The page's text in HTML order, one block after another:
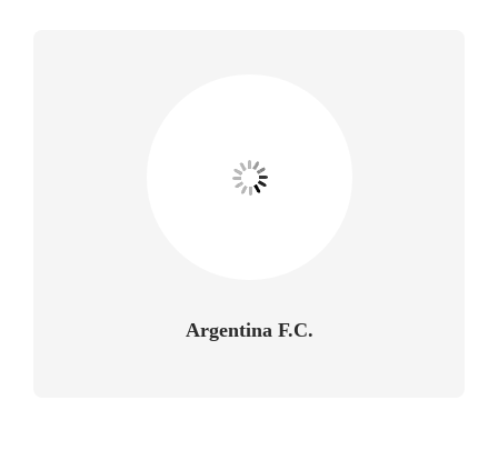
Argentina F.C.